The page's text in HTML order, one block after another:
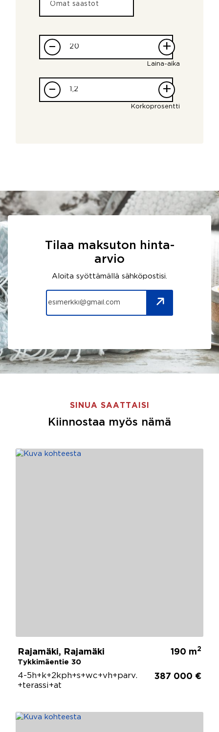
– +
Laina-aika
– +
Korkoprosentti
Tilaa maksuton hinta-
arvio
Aloita syöttämällä sähköpostisi.
SINUA SAATTAISI
Kiinnostaa myös nämä
Rajamäki, Rajamäki
Tykkimäentie 30
190 m2
4-5h+k+2kph+s+wc+vh+parv.
+terassi+at
387 000 €